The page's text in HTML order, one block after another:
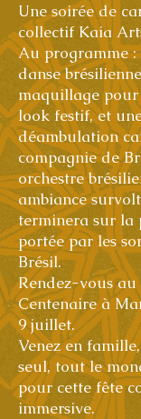
Une soirée de
collectif Kaia
Au programme
danse
maquillage
look festif, et
déambulation
compagnie de
orchestre
ambiance
terminera sur la
portée par les
Brésil.
Rendez-vous au
Centenaire à
9 juillet.
Venez en
seul, tout le
pour cette fête
immersive.